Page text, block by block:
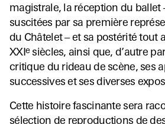
magistrale, la réception du ballet
suscitées par sa première
du Châtelet – et sa postérité tout
XXIesiècles, ainsi que, d’autre
critique du rideau de scène, ses
successives et ses diverses
Cette histoire fascinante sera
sélection de reproductions de